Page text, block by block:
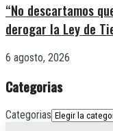
“No descartamos
derogar la Ley de
6 agosto, 2026
Categorias
Categorias